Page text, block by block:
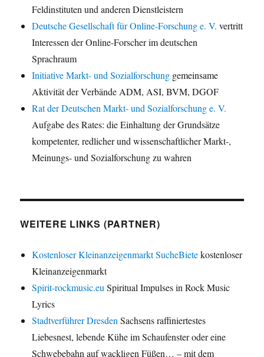
Feldinstituten und anderen Dienstleistern
Deutsche Gesellschaft für Online-Forschung e. V. vertritt
Interessen der Online-Forscher im deutschen
Sprachraum
Initiative Markt- und Sozialforschung gemeinsame
Aktivität der Verbände ADM, ASI, BVM, DGOF
Rat der Deutschen Markt- und Sozialforschung e. V.
Aufgabe des Rates: die Einhaltung der Grundsätze
kompetenter, redlicher und wissenschaftlicher Markt-,
Meinungs- und Sozialforschung zu wahren
WEITERE LINKS (PARTNER)
Kostenloser Kleinanzeigenmarkt SucheBietekostenloser
Kleinanzeigenmarkt
Spirit-rockmusic.eu Spiritual Impulses in Rock Music
Lyrics
Stadtverführer Dresden Sachsens raffiniertestes
Liebesnest, lebende Kühe im Schaufenster oder eine
Schwebebahn auf wackligen Füßen… – mit dem